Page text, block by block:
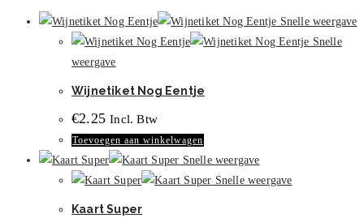
Snelle weergave
Snelle
weergave
Wijnetiket Nog Eentje
€2.25 Incl. Btw
Toevoegen aan winkelwagen
Snelle weergave
Snelle weergave
Kaart Super